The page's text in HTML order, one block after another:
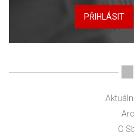
PŘIHLÁSIT
O